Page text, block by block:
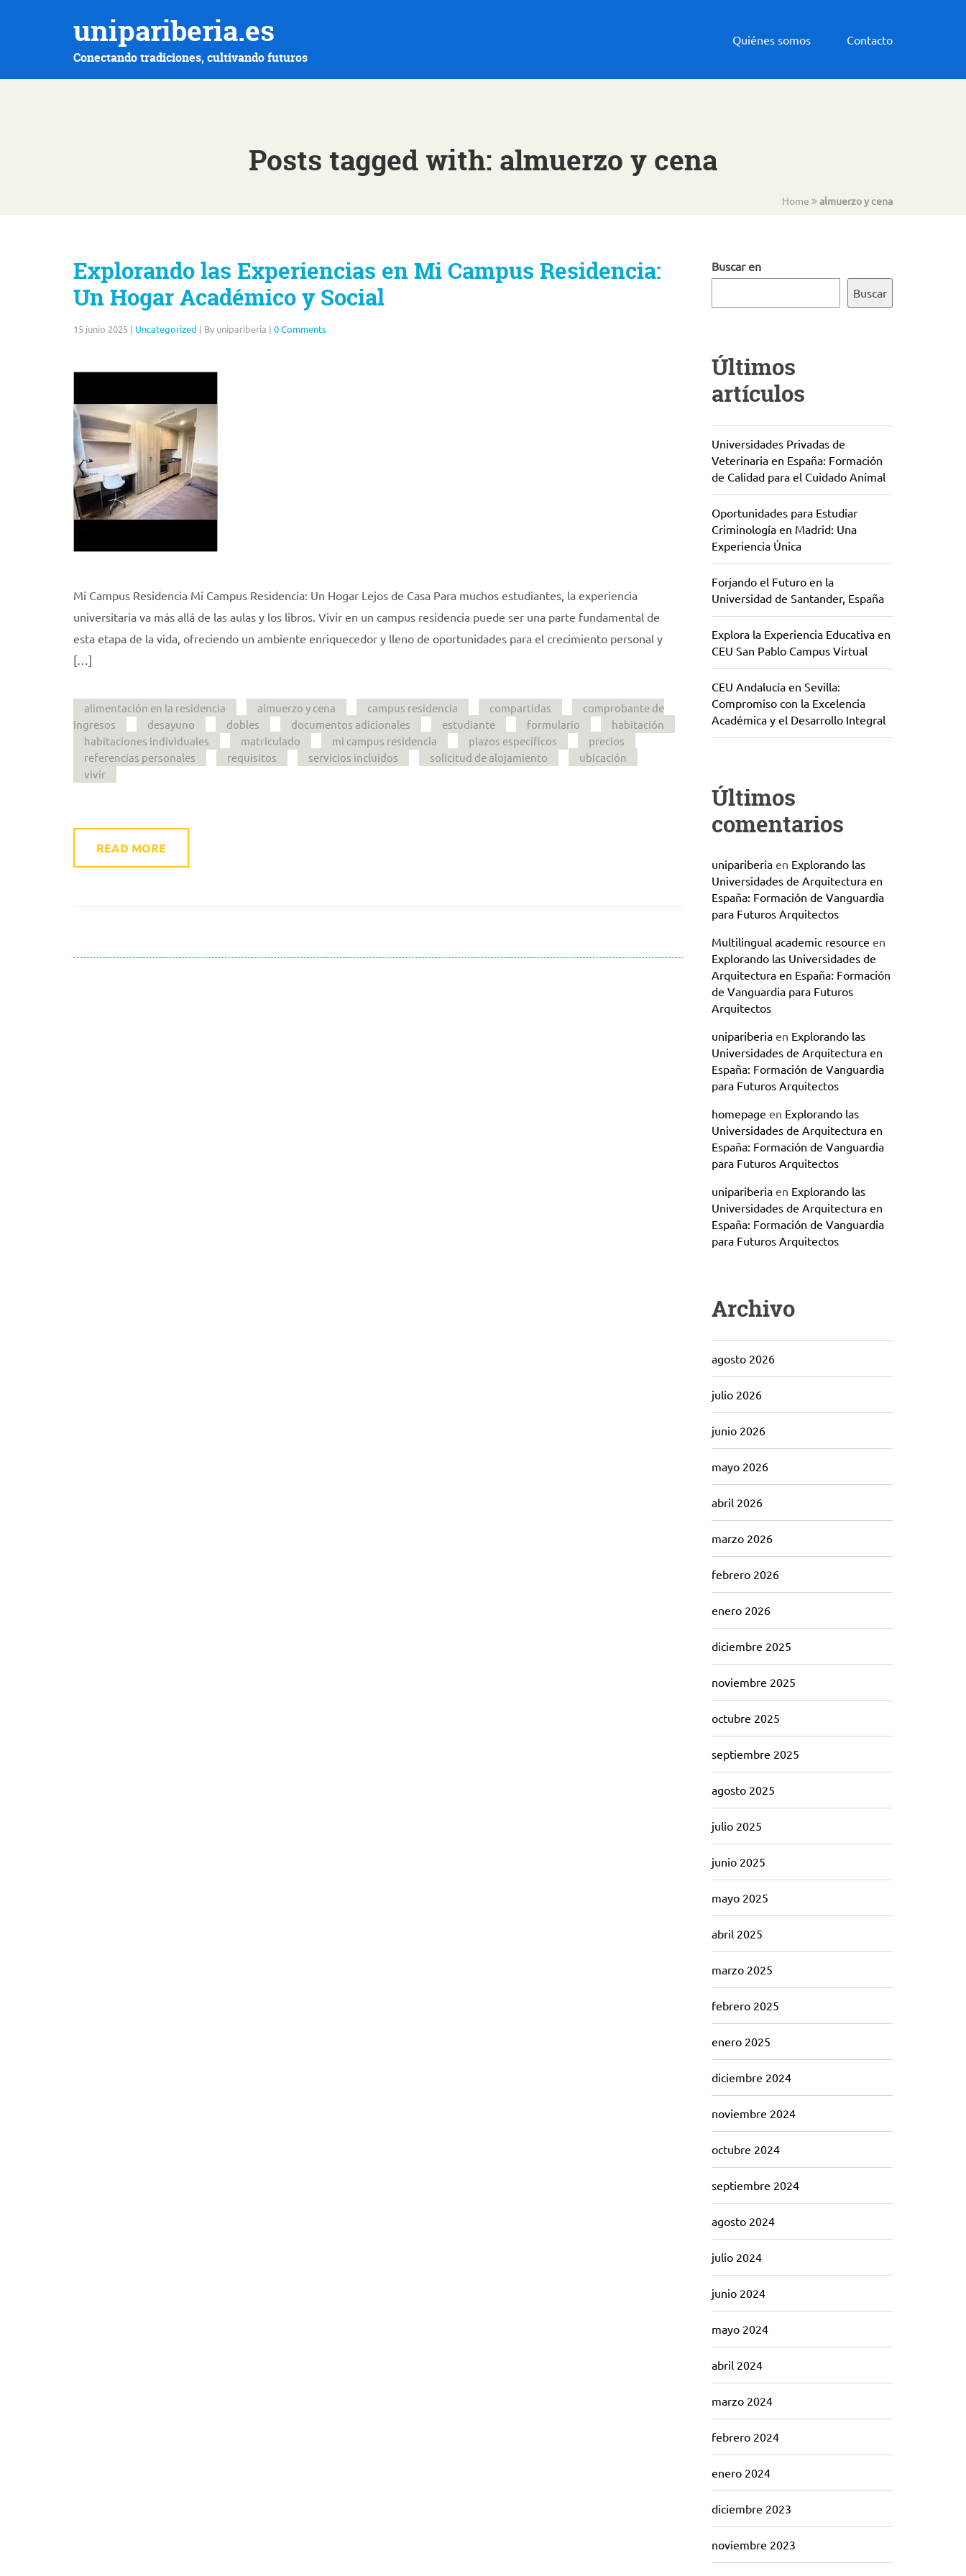
unipariberia.es
Conectando tradiciones, cultivando futuros
Quiénes somos Contacto
Posts tagged with: almuerzo y cena
Home almuerzo y cena
Explorando las Experiencias en Mi Campus Residencia:
Un Hogar Académico y Social
15 junio 2025 | Uncategorized | By unipariberia | 0 Comments
Mi Campus Residencia Mi Campus Residencia: Un Hogar Lejos de Casa Para muchos estudiantes, la experiencia
universitaria va más allá de las aulas y los libros. Vivir en un campus residencia puede ser una parte fundamental de
esta etapa de la vida, ofreciendo un ambiente enriquecedor y lleno de oportunidades para el crecimiento personal y
[…]
alimentación en la residencia almuerzo y cena campus residencia compartidas
comprobante de
ingresos
desayuno dobles documentos adicionales estudiante formulario
habitación
habitaciones individuales
matriculado mi campus residencia plazos específicos
precios
referencias personales
requisitos servicios incluidos solicitud de alojamiento
ubicación
vivir
READ MORE
Buscar en
Buscar
Últimos
artículos
Universidades Privadas de
Veterinaria en España: Formación
de Calidad para el Cuidado Animal
Oportunidades para Estudiar
Criminología en Madrid: Una
Experiencia Única
Forjando el Futuro en la
Universidad de Santander, España
Explora la Experiencia Educativa en
CEU San Pablo Campus Virtual
CEU Andalucía en Sevilla:
Compromiso con la Excelencia
Académica y el Desarrollo Integral
Últimos
comentarios
unipariberiaen Explorando las
Universidades de Arquitectura en
España: Formación de Vanguardia
para Futuros Arquitectos
Multilingual academic resource en
Explorando las Universidades de
Arquitectura en España: Formación
de Vanguardia para Futuros
Arquitectos
unipariberiaen Explorando las
Universidades de Arquitectura en
España: Formación de Vanguardia
para Futuros Arquitectos
homepage en Explorando las
Universidades de Arquitectura en
España: Formación de Vanguardia
para Futuros Arquitectos
unipariberiaen Explorando las
Universidades de Arquitectura en
España: Formación de Vanguardia
para Futuros Arquitectos
Archivo
agosto 2026
julio 2026
junio 2026
mayo 2026
abril 2026
marzo 2026
febrero 2026
enero 2026
diciembre 2025
noviembre 2025
octubre 2025
septiembre 2025
agosto 2025
julio 2025
junio 2025
mayo 2025
abril 2025
marzo 2025
febrero 2025
enero 2025
diciembre 2024
noviembre 2024
octubre 2024
septiembre 2024
agosto 2024
julio 2024
junio 2024
mayo 2024
abril 2024
marzo 2024
febrero 2024
enero 2024
diciembre 2023
noviembre 2023